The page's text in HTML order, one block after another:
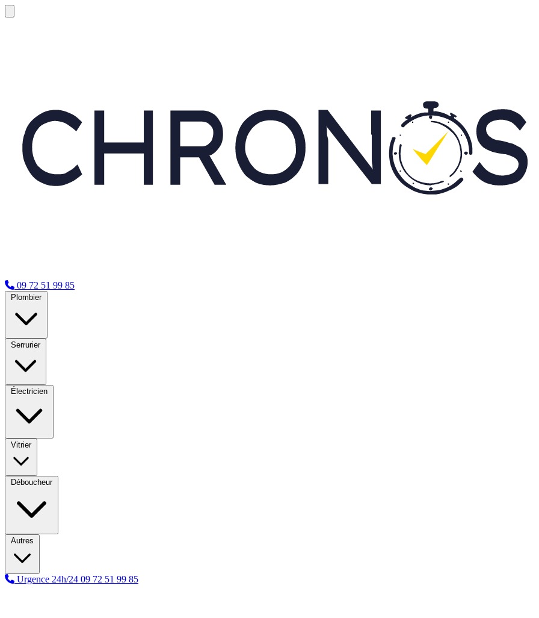
09 72 51 99 85
Plombier
Serrurier
Électricien
Vitrier
Déboucheur
Autres
Urgence 24h/24 09 72 51 99 85